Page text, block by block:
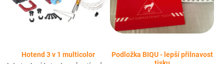
Hotend 3 v 1 multicolor
Podložka BIQU - lepší přilnavost